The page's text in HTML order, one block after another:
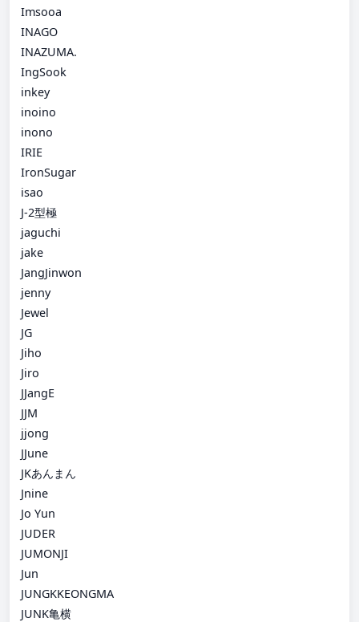
Imsooa
INAGO
INAZUMA.
IngSook
inkey
inoino
inono
IRIE
IronSugar
isao
J-2型極
jaguchi
jake
JangJinwon
jenny
Jewel
JG
Jiho
Jiro
JJangE
JJM
jjong
JJune
JKあんまん
Jnine
Jo Yun
JUDER
JUMONJI
Jun
JUNGKKEONGMA
JUNK亀横